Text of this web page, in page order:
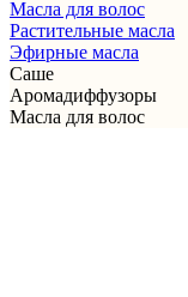
Масла для волос
Растительные масла
Эфирные масла
Саше
Аромадиффузоры
Масла для волос